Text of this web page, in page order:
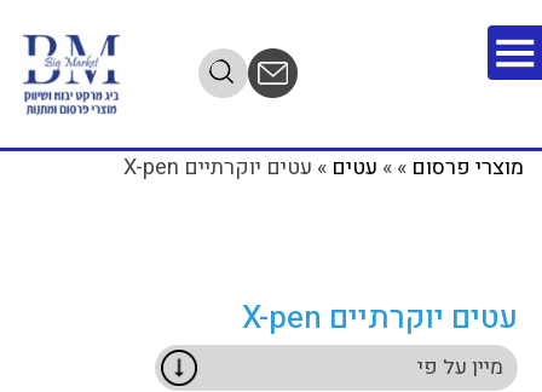
מתנות שמפרסמות
אותך מוצרי פרסום »
» עטים » עטים יוקרתיים X-pen
עטים יוקרתיים X-pen